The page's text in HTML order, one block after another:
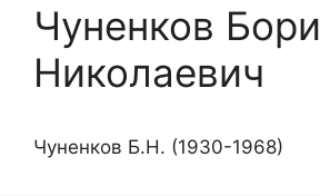
Чуненков
Николаевич
Чуненков Б.Н. (1930-1968)